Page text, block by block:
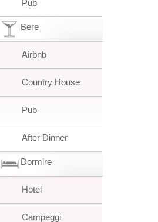
Pub
Bere
Airbnb
Country House
Pub
After Dinner
Dormire
Hotel
Campeggi